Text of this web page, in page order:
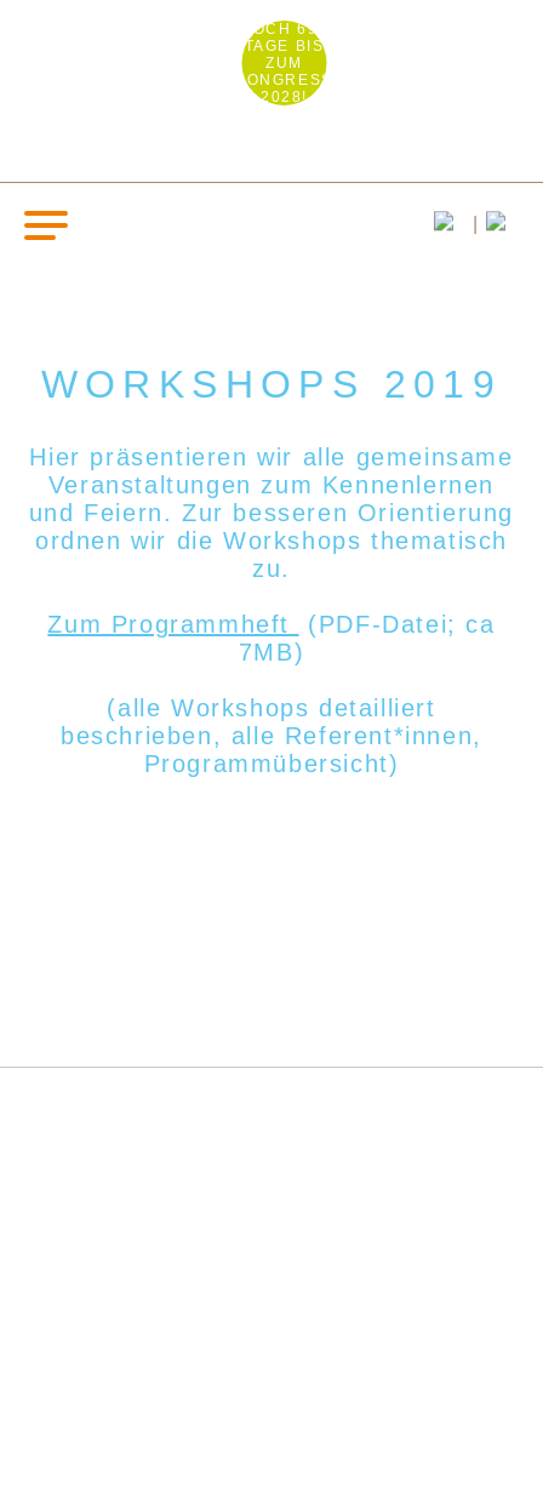
NOCH 692
TAGE BIS
ZUM
KONGRESS
2028!
WORKSHOPS 2019
Hier präsentieren wir alle gemeinsame
Veranstaltungen zum Kennenlernen
und Feiern. Zur besseren Orientierung
ordnen wir die Workshops thematisch
zu.
Zum Programmheft
(PDF-Datei; ca
7MB)
(alle Workshops detailliert
beschrieben, alle Referent*innen,
Programmübersicht)